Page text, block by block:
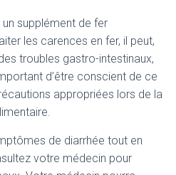
supplément de fer
les carences en fer, il peut,
troubles gastro-intestinaux,
d’être conscient de ce
appropriées lors de la
de diarrhée tout en
votre médecin pour